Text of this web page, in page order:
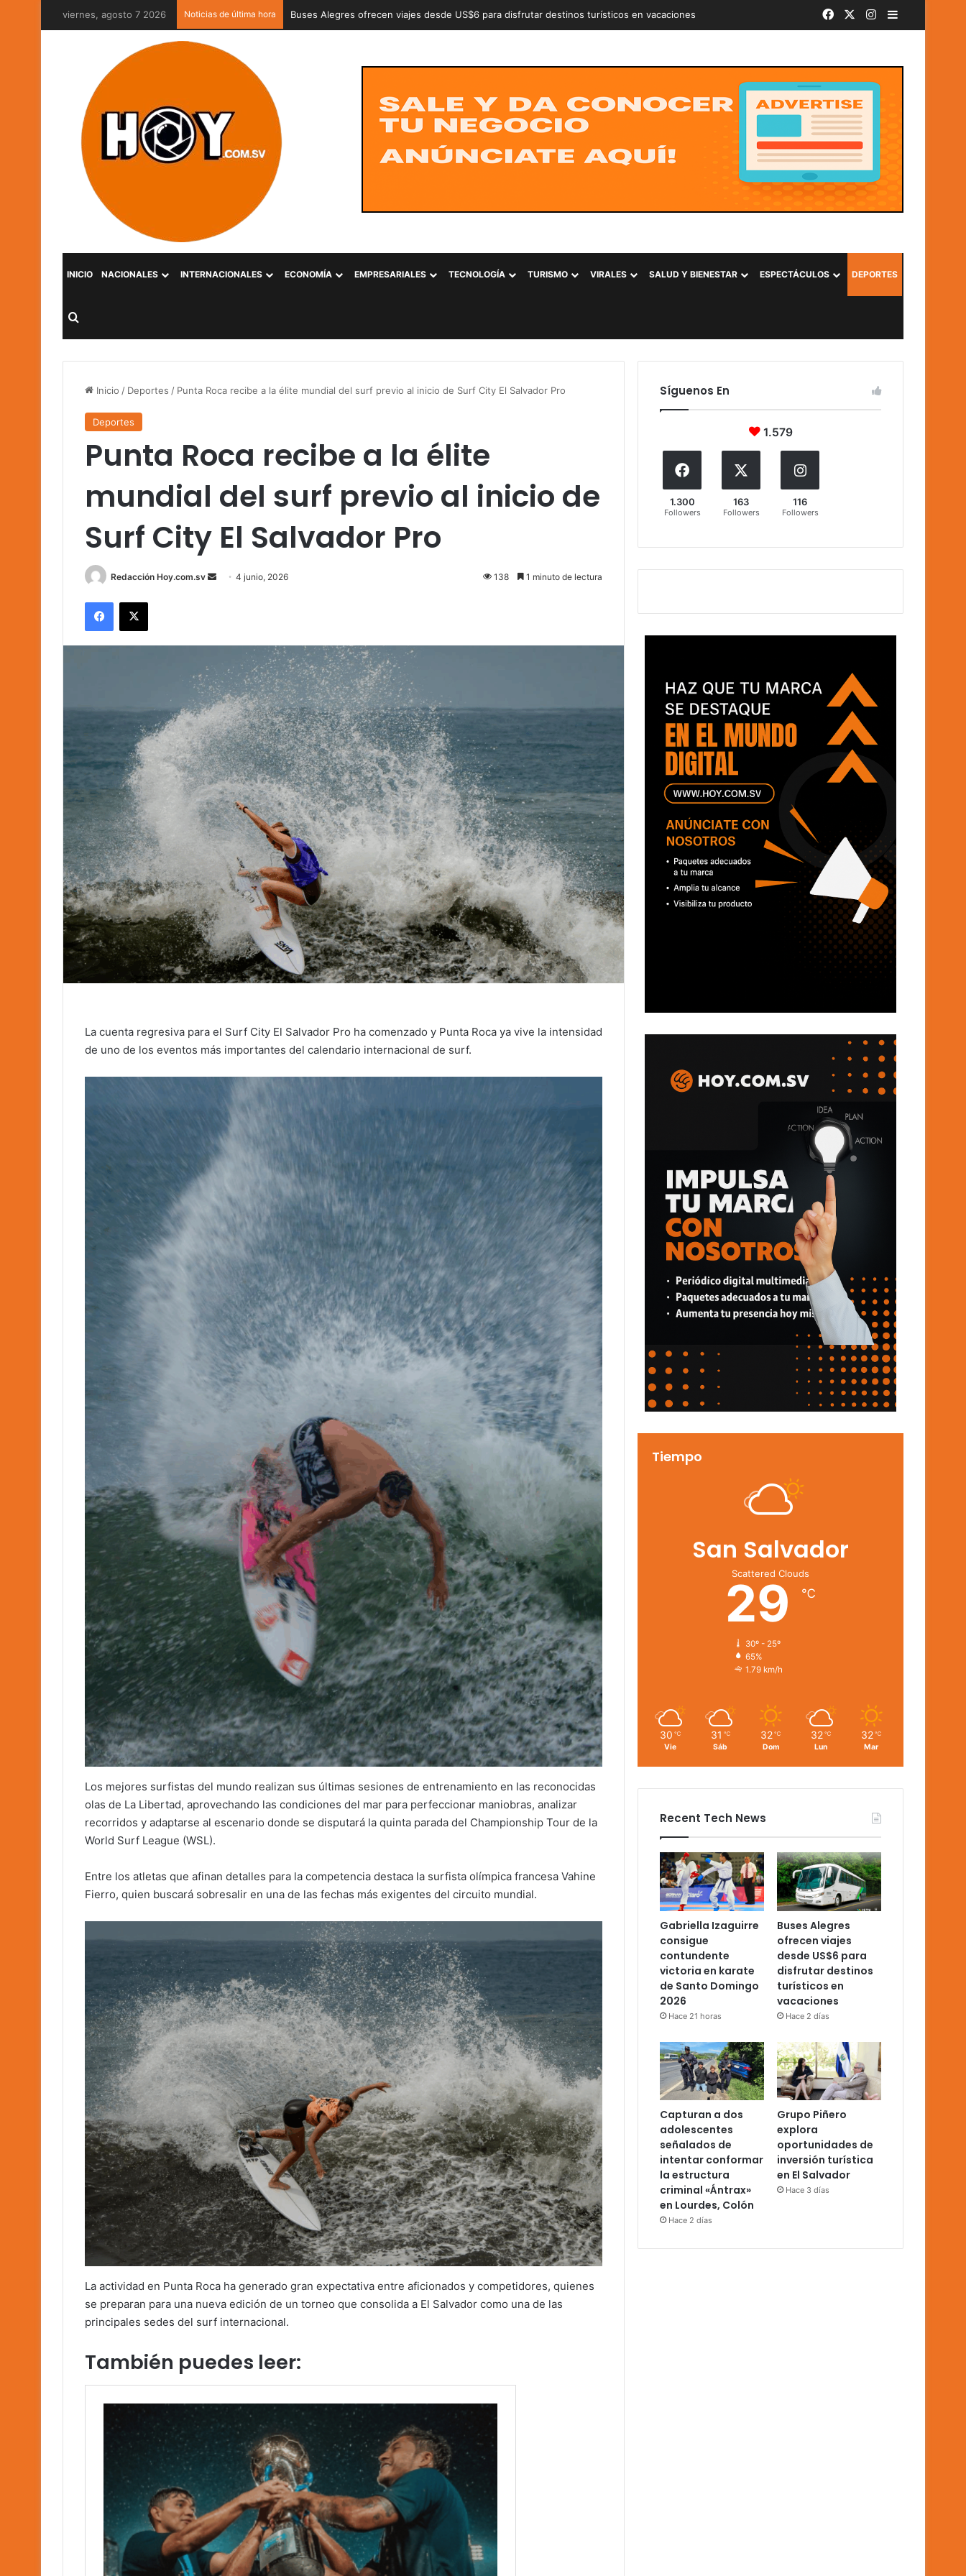
viernes, agosto 7 2026 Noticias de última hora Capturan a dos adolescentes señalados de intentar conformar la estructura criminal «Ántrax» en Lourdes, Colón FacebookInstagram
Barra lateral
INICIO NACIONALES INTERNACIONALES ECONOMÍA EMPRESARIALES TECNOLOGÍA TURISMO VIRALES SALUD Y BIENESTAR ESPECTÁCULOS DEPORTES
Buscar por
Inicio / Deportes / Punta Roca recibe a la élite mundial del surf previo al inicio de Surf City El Salvador Pro
Deportes
Punta Roca recibe a la élite
mundial del surf previo al inicio de
Surf City El Salvador Pro
Redacción Hoy.com.sv
Send4 junio, 2026 138 1 minuto de lectura
Facebook
X
La cuenta regresiva para el Surf City El Salvador Pro ha comenzado y Punta Roca ya vive la intensidad
de uno de los eventos más importantes del calendario internacional de surf.
Los mejores surfistas del mundo realizan sus últimas sesiones de entrenamiento en las reconocidas
olas de La Libertad, aprovechando las condiciones del mar para perfeccionar maniobras, analizar
recorridos y adaptarse al escenario donde se disputará la quinta parada del Championship Tour de la
World Surf League (WSL).
Entre los atletas que afinan detalles para la competencia destaca la surfista olímpica francesa Vahine
Fierro, quien buscará sobresalir en una de las fechas más exigentes del circuito mundial.
La actividad en Punta Roca ha generado gran expectativa entre aficionados y competidores, quienes
se preparan para una nueva edición de un torneo que consolida a El Salvador como una de las
principales sedes del surf internacional.
También puedes leer:
Síguenos En
1.579
1.300
Followers
163
Followers
116
Followers
Tiempo
San Salvador
Scattered Clouds
29 ℃
30º - 25º
65%
1.79 km/h
30 ℃
Vie
31 ℃
Sáb
32 ℃
Dom
32 ℃
Lun
32 ℃
Mar
Recent Tech News
Gabriella Izaguirre
consigue
contundente
victoria en karate
de Santo Domingo
2026
Hace 21 horas
Buses Alegres
ofrecen viajes
desde US$6 para
disfrutar destinos
turísticos en
vacaciones
Hace 2 días
Capturan a dos
adolescentes
señalados de
intentar conformar
la estructura
criminal «Ántrax»
en Lourdes, Colón
Hace 2 días
Grupo Piñero
explora
oportunidades de
inversión turística
en El Salvador
Hace 3 días